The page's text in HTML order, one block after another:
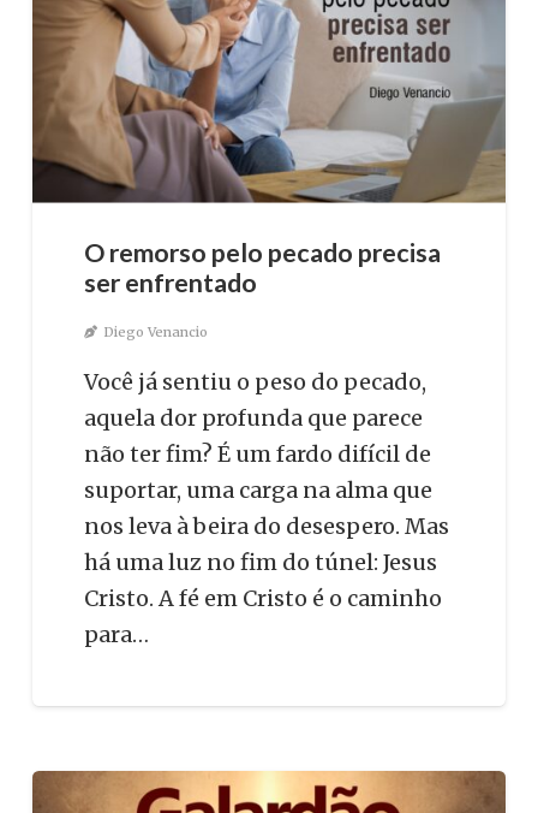
O remorso pelo pecado precisa
ser enfrentado
Diego Venancio
Você já sentiu o peso do pecado,
aquela dor profunda que parece
não ter fim? É um fardo difícil de
suportar, uma carga na alma que
nos leva à beira do desespero. Mas
há uma luz no fim do túnel: Jesus
Cristo. A fé em Cristo é o caminho
para…